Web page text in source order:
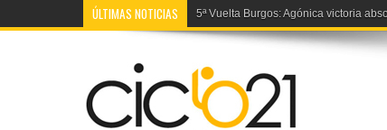
ÚLTIMAS NOTICIAS 5ª Vuelta Burgos: Agónica victoria